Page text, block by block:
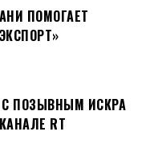
ПОМОГАЕТ
ПОЗЫВНЫМ ИСКРА
RT